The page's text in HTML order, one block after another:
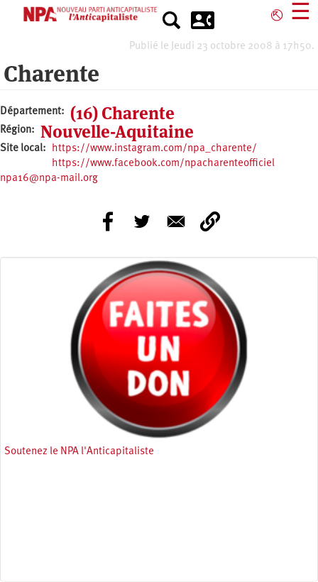
⎋ ☰
Publié le Jeudi 23 octobre 2008 à 17h50.
Charente
Département (16) Charente
Région Nouvelle-Aquitaine
Site local
https://www.instagram.com/npa_charente/
https://www.facebook.com/npacharenteofficiel
npa16@npa-mail.org
Soutenez le NPA l'Anticapitaliste